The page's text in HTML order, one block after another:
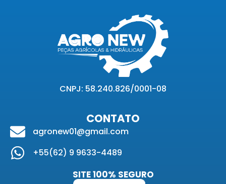
CNPJ: 58.240.826/0001-08
CONTATO
agronew01@gmail.com
+55(62) 9 9633-4489
SITE 100% SEGURO